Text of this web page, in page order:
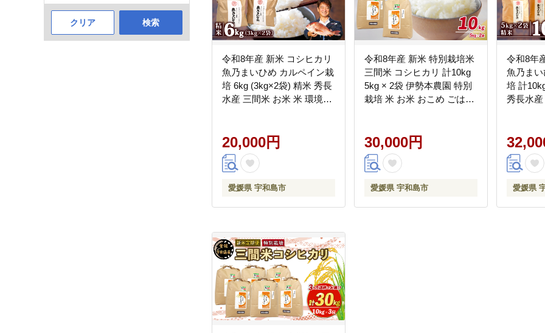
クリア 検索
令和8年産 新米 コシヒカリ
魚乃まいひめ カルペイン栽
培 6kg (3kg×2袋) 精米 秀長
水産 三間米 お米 米 環境保
弁当 ツヤツヤ 美味しい 産
地直送 数量限定 国産 愛媛
宇和島 G020-016010
20,000円
愛媛県 宇和島市
令和8年産 新米 特別栽培米
三間米 コシヒカリ 計10kg
5kg × 2袋 伊勢本農園 特別
栽培 米 お米 おこめ ごはん
くら ツヤツヤ ライス 農家
直送 産地直送 数量限定 国
産 愛媛 宇和島 G030-
30,000円
愛媛県 宇和島市
令和8年
魚乃ま
培 計
秀長水産
小分け
り ふっ
しい 甘
島
愛媛県